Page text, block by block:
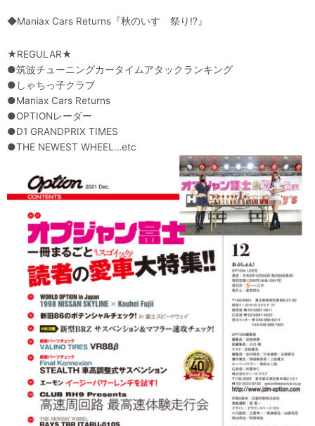
◆Maniax Cars Returns『秋のいすゞ祭り!?』
★REGULAR★
●筑波チューニングカータイムアタックランキング
●しゃちっ子クラブ
●Maniax Cars Returns
●OPTIONレーダー
●D1 GRANDPRIX TIMES
●THE NEWEST WHEEL…etc